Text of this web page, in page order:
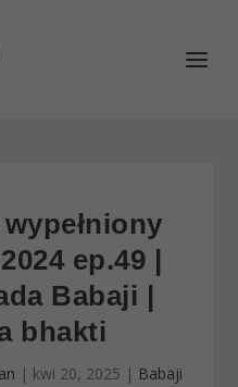
ep.49 |
Babaji |
bhakti
| kwi 20, 2025 | Babaji